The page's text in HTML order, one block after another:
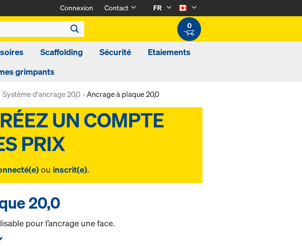
Connexion Contact
FR
0
Scaffolding Sécurité
Etaiements
grimpants
Système d'ancrage 20,0 Ancrage à plaque 20,0
ou inscrit(e).
20,0
pour l’ancrage une face.